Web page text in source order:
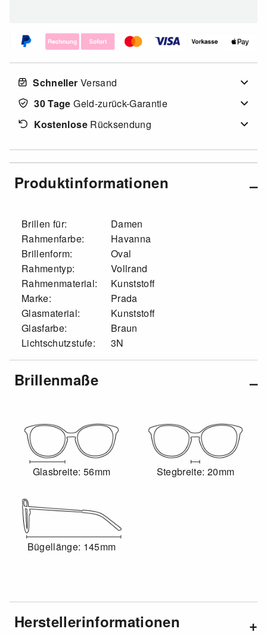
Schneller Versand
30 Tage Geld-zurück-Garantie
KostenloseRücksendung
Produktinformationen
Brillen für:
Damen
Rahmenfarbe:
Havanna
Brillenform:
Oval
Rahmentyp:
Vollrand
Rahmenmaterial:
Kunststoff
Marke:
Prada
Glasmaterial:
Kunststoff
Glasfarbe:
Braun
Lichtschutzstufe:
3N
Brillenmaße
Glasbreite: 56mm Stegbreite: 20mm
Bügellänge: 145mm
Herstellerinformationen